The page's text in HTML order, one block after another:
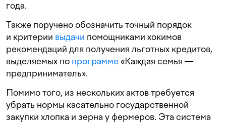
года.
Также поручено обозначить точный порядок
и критерии выдачи помощниками хокимов
рекомендаций для получения льготных кредитов,
выделяемых по программе«Каждая семья —
предприниматель».
Помимо того, из нескольких актов требуется
убрать нормы касательно государственной
закупки хлопка и зерна у фермеров. Эта система